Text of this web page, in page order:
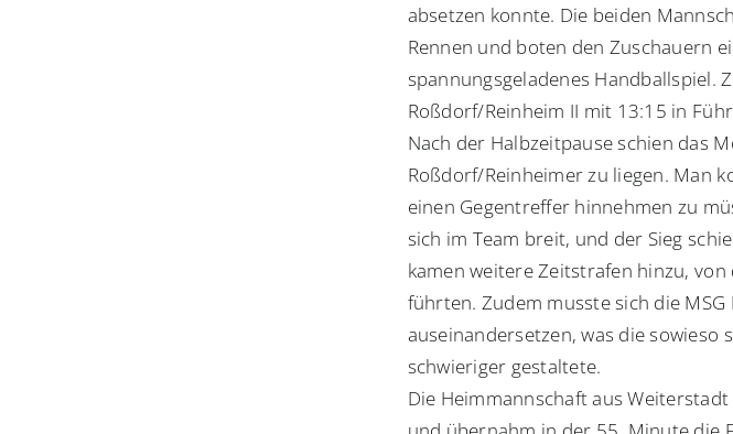
absetzen konnte. Die beiden
Rennen und boten den Zuschauern
spannungsgeladenes Handballspiel.
Roßdorf/Reinheim II mit 13:15 in
Nach der Halbzeitpause schien das
Roßdorf/Reinheimer zu liegen. Man
einen Gegentreffer hinnehmen zu
sich im Team breit, und der Sieg
kamen weitere Zeitstrafen hinzu,
führten. Zudem musste sich die
auseinandersetzen, was die sowieso
schwieriger gestaltete.
Die Heimmannschaft aus